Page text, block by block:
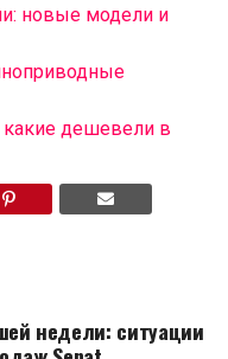
новые модели и
какие дешевели в
недели: ситуации